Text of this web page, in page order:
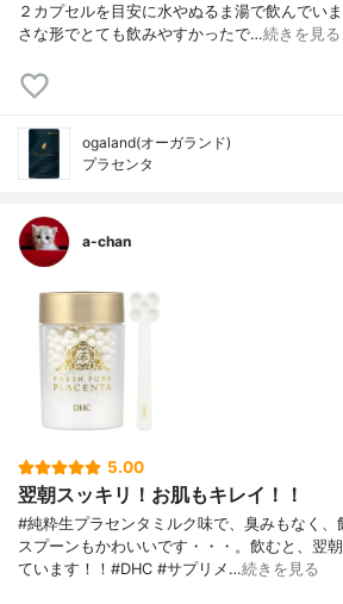
２カプセルを目安に水やぬるま湯で飲んでい
さな形でとても飲みやすかったで…続きを見る
ogaland(オーガランド)
プラセンタ
a-chan
5.00
翌朝スッキリ！お肌もキレイ！！
#純粋生プラセンタミルク味で、臭みもなく
スプーンもかわいいです・・・。飲むと、翌
ています！！#DHC #サプリメ…続きを見る